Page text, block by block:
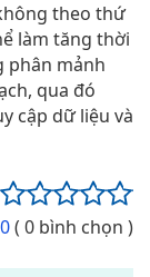
theo thứ
làm tăng thời
phân mảnh
qua đó
cập dữ liệu và
0( 0 bình chọn )